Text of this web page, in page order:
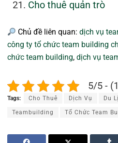
Cho thuê quản trò
Chủ đề liên quan:dịch vụ
công ty tổ chức team building
chức team building, dịch vụ
5/5 -
Tags: Cho Thuê Dịch Vụ Du
Teambuilding Tổ Chức Team